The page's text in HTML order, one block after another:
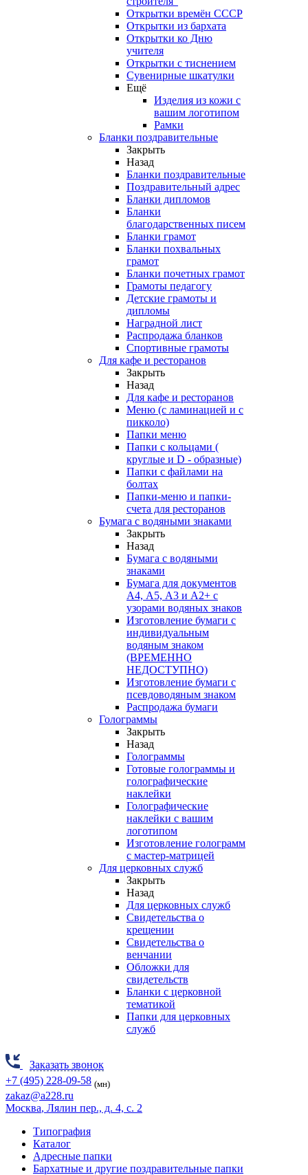
Открытки времён СССР
Открытки из бархата
Открытки ко Дню
учителя
Открытки с тиснением
Сувенирные шкатулки
Ещё
Изделия из кожи с
вашим логотипом
Рамки
Бланки поздравительные
Закрыть
Назад
Бланки поздравительные
Поздравительный адрес
Бланки дипломов
Бланки
благодарственных писем
Бланки грамот
Бланки похвальных
грамот
Бланки почетных грамот
Грамоты педагогу
Детские грамоты и
дипломы
Наградной лист
Распродажа бланков
Спортивные грамоты
Для кафе и ресторанов
Закрыть
Назад
Для кафе и ресторанов
Меню (с ламинацией и с
пикколо)
Папки меню
Папки с кольцами (
круглые и D - образные)
Папки с файлами на
болтах
Папки-меню и папки-
счета для ресторанов
Бумага с водяными знаками
Закрыть
Назад
Бумага с водяными
знаками
Бумага для документов
А4, А5, А3 и А2+ с
узорами водяных знаков
Изготовление бумаги с
индивидуальным
водяным знаком
(ВРЕМЕННО
НЕДОСТУПНО)
Изготовление бумаги с
псевдоводяным знаком
Распродажа бумаги
Голограммы
Закрыть
Назад
Голограммы
Готовые голограммы и
голографические
наклейки
Голографические
наклейки с вашим
логотипом
Изготовление голограмм
с мастер-матрицей
Для церковных служб
Закрыть
Назад
Для церковных служб
Свидетельства о
крещении
Свидетельства о
венчании
Обложки для
свидетельств
Бланки с церковной
тематикой
Папки для церковных
служб
Заказать звонок
+7 (495) 228-09-58 (мн)
zakaz@a228.ru
Москва, Лялин пер., д. 4, с. 2
Типография
Каталог
Адресные папки
Бархатные и другие поздравительные папки